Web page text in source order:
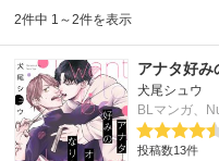
2件中 1～2件を表示
アナタ好み
犬尾シュウ
BLマンガ、
投稿数13件